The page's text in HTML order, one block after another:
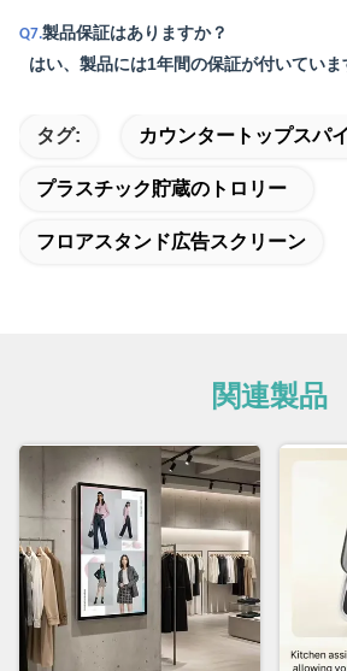
Q7.製品保証はありますか？
はい、製品には1年間の保証が付いていま
タグ: カウンタートップスパ
プラスチック貯蔵のトロリー
フロアスタンド広告スクリーン
関連製品